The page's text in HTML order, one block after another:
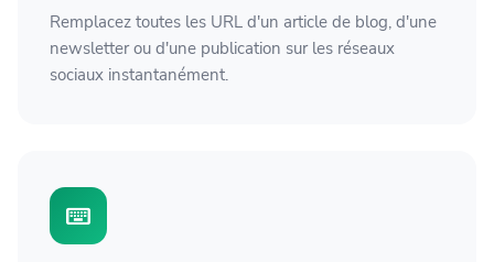
Remplacez toutes les URL d'un article de blog, d'une
newsletter ou d'une publication sur les réseaux
sociaux instantanément.
keyboard